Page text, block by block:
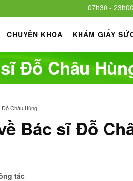
07h30 - 23h00,
CHUYÊN KHOA KHÁM GIẤY
Đỗ Châu
Đỗ Châu Hùng
Bác sĩ Đỗ
tác